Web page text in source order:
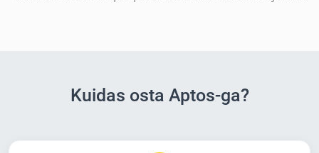
Kuidas osta Aptos-ga?